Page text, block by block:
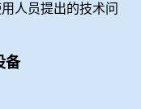
人员提出的技术问
备